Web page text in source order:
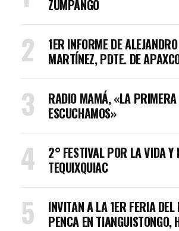
ZUMPANGO
1ER INFORME DE
MARTÍNEZ, PDTE. DE
RADIO MAMÁ, «LA PRIMERA
ESCUCHAMOS»
2° FESTIVAL POR LA VIDA Y
TEQUIXQUIAC
INVITAN A LA 1ER FERIA DEL
PENCA EN TIANGUISTONGO,